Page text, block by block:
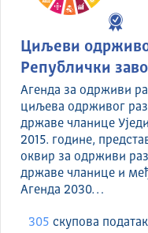
Циљеви
Републички
Агенда за одрживи
циљева одрживог
државе чланице
2015. године,
оквир за одрживи
државе чланице и
Агенда 2030…
305 скуповa